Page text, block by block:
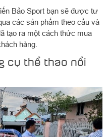
Bảo Sport bạn sẽ được tư
các sản phẩm theo cầu và
tạo ra một cách thức mua
hàng.
cụ thể thao nổi